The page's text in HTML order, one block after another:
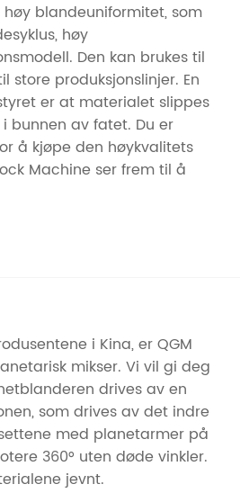
blandeuniformitet, som
høy
Den kan brukes til
produksjonslinjer. En
er at materialet slippes
bunnen av fatet. Du er
å kjøpe den høykvalitets
Machine ser frem til å
i Kina, er QGM
mikser. Vi vil gi deg
drives av en
som drives av det indre
med planetarmer på
360° uten døde vinkler.
jevnt.